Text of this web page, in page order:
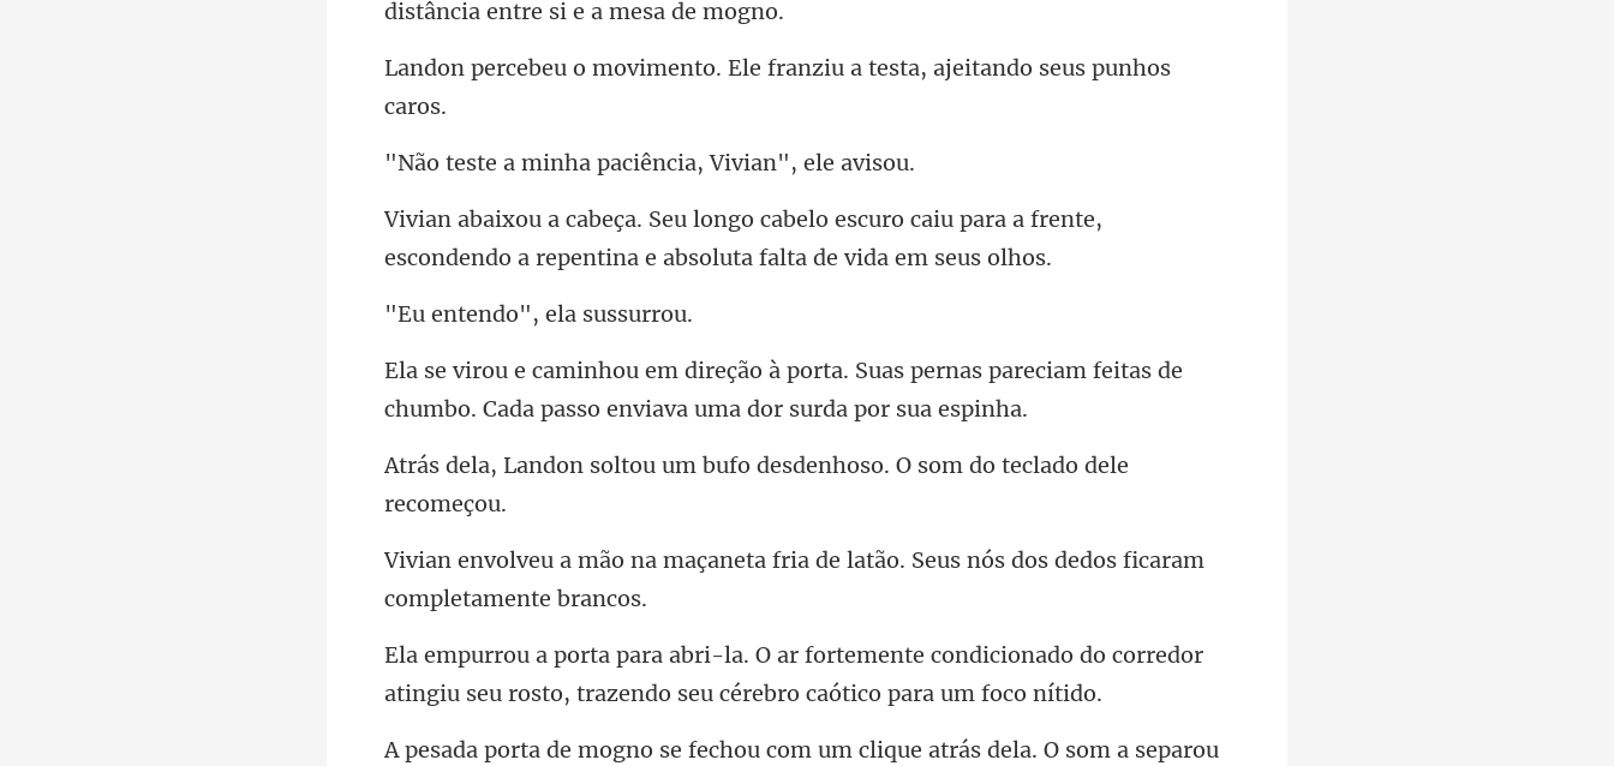
o. Ele franziu a testa, aj
ha paciência, Vi
scuro caiu para a frente,
escondendo a repe
do", ela
Suas pernas pareciam feitas de
chumbo. Cada
um bufo desdenhoso. O som
a fria de latão. Seus nós dos de
te condicionado do corredor
atingiu seu rosto, t
que atrás dela. O som a separou